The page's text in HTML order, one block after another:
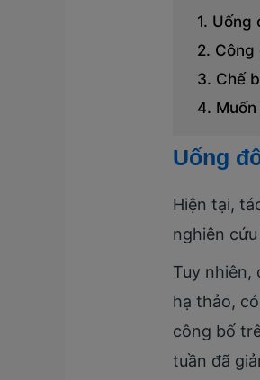
Uống
Công
Chế
Uống
Hiện tại,
nghiên
Tuy
hạ thảo,
công bố
tuần đã